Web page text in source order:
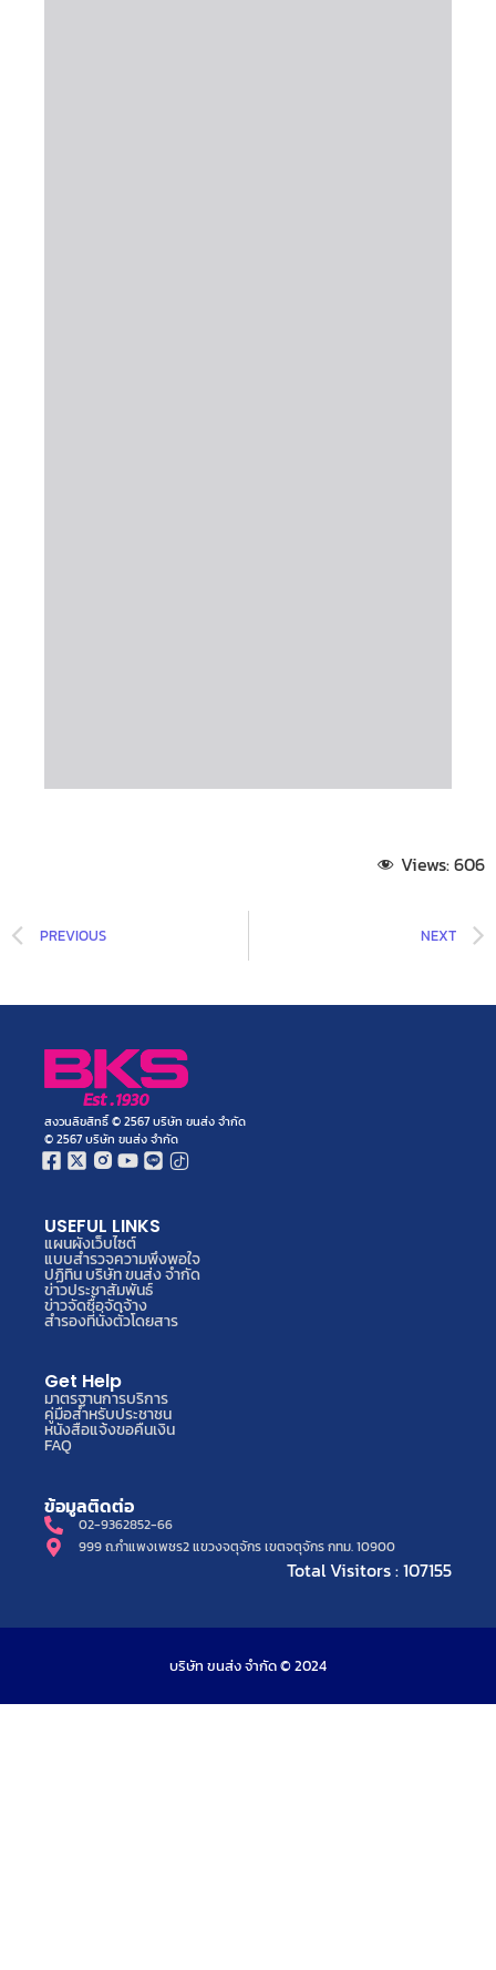
Views:606
PREVIOUS NEXT
สงวนลิขสิทธิ์ © 2567 บริษัท ขนส่ง จำกัด
© 2567 บริษัท ขนส่ง จำกัด
USEFUL LINKS
แผนผังเว็บไซต์
แบบสำรวจความพึงพอใจ
ปฏิทิน บริษัท ขนส่ง จำกัด
ข่าวประชาสัมพันธ์
ข่าวจัดซื้อจัดจ้าง
สำรองที่นั่งตั๋วโดยสาร
Get Help
มาตรฐานการบริการ
คู่มือสำหรับประชาชน
หนังสือแจ้งขอคืนเงิน
FAQ
ข้อมูลติดต่อ
02-9362852-66
999 ถ.กำแพงเพชร2 แขวงจตุจักร เขตจตุจักร กทม. 10900
Total Visitors : 107155
บริษัท ขนส่ง จำกัด © 2024